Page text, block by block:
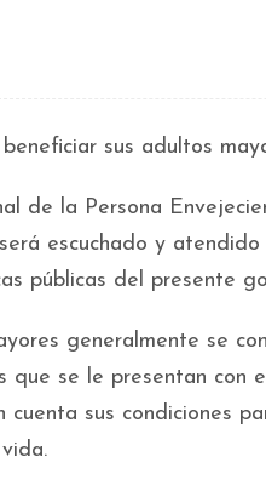
sus adultos
de la Persona
escuchado y
públicas del presente
generalmente se
se le presentan con
sus condiciones